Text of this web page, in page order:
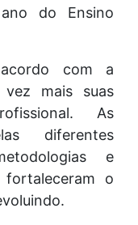
do Ensino
com a
mais suas
As
diferentes
e
fortaleceram o